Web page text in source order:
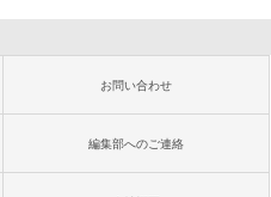
お問い合わせ
編集部へのご連絡